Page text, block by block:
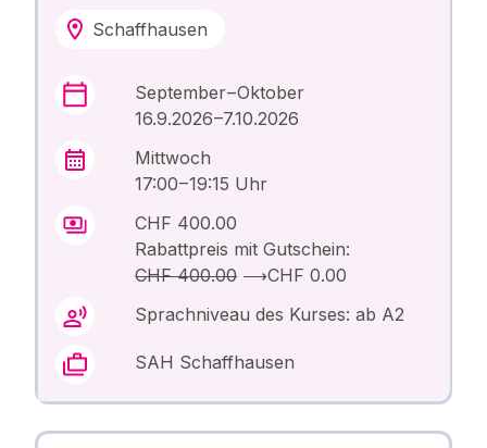
Schaffhausen
September – Oktober
16.9.2026 –7.10.2026
Mittwoch
17:00 – 19:15 Uhr
CHF 400.00
Rabattpreis mit Gutschein:
CHF 400.00⟶CHF 0.00
Sprachniveau des Kurses: ab A2
SAH Schaffhausen